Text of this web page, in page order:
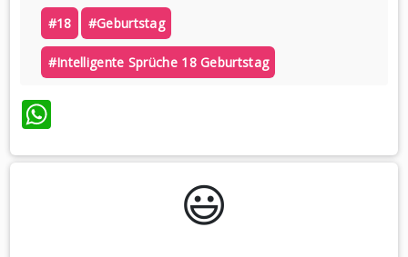
#18 #geburtstag
#intelligente Sprüche 18 Geburtstag
WhatsApp
😃️